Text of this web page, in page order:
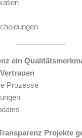
ein
Prozesse
Projekte